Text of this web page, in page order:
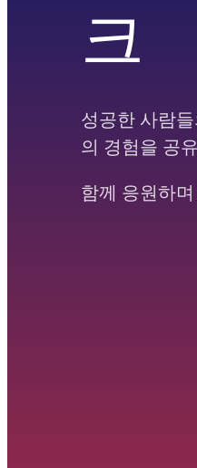
크
성공한 사람
의 경험을 공
함께 응원하